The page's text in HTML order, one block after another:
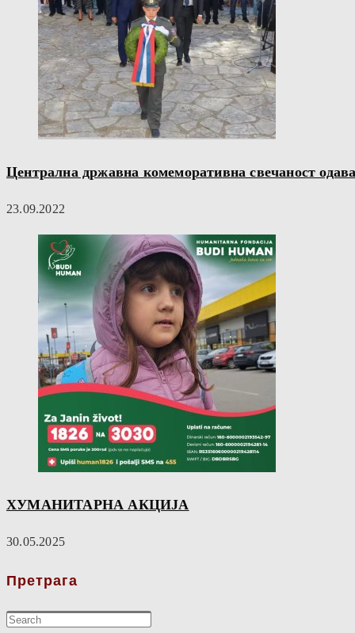
Централна државна комеморативна свечаност
23.09.2022
ХУМАНИТАРНА АКЦИЈА
30.05.2025
Претрага